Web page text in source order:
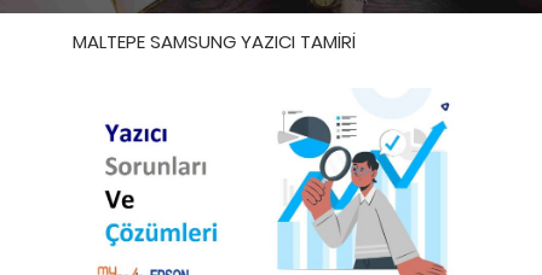
MALTEPE SAMSUNG YAZICI TAMİRİ